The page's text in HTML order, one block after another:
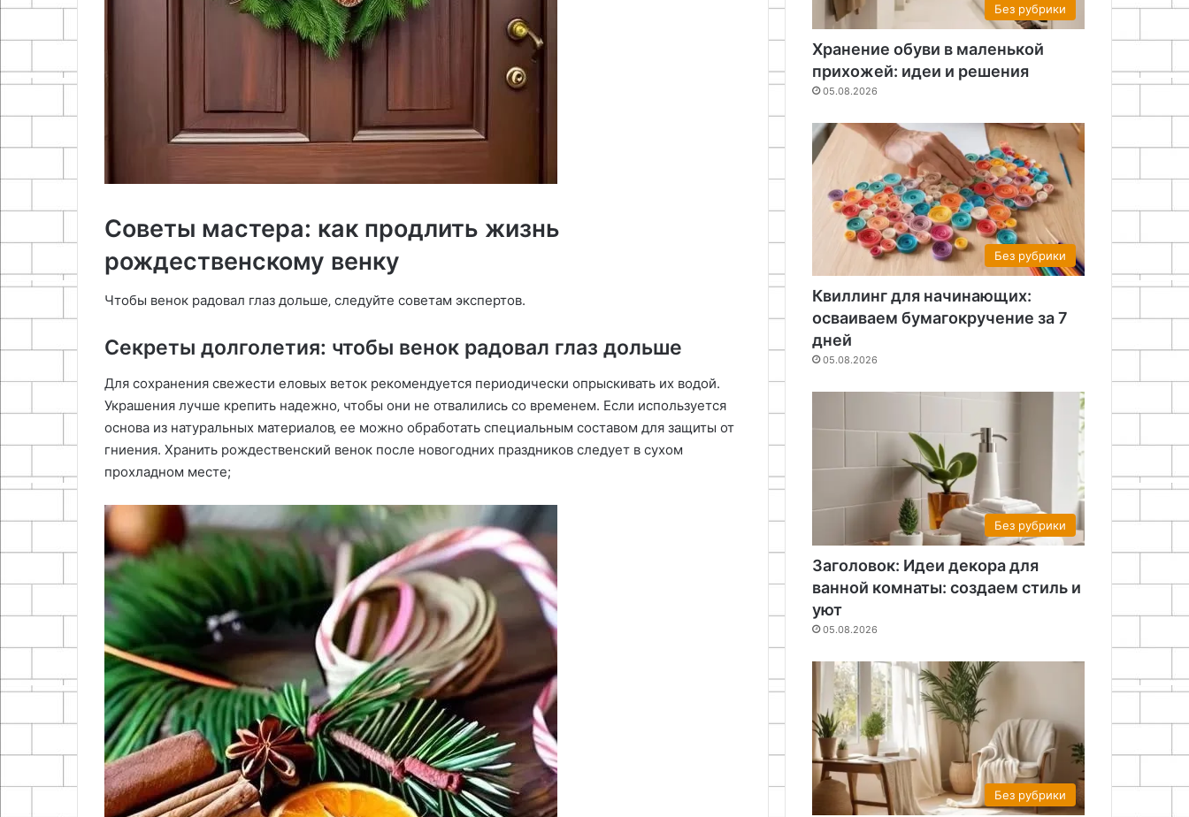
Советы мастера: как продлить жизнь
рождественскому венку
Чтобы венок радовал глаз дольше‚ следуйте советам экспертов.
Секреты долголетия: чтобы венок радовал глаз дольше
Для сохранения свежести еловых веток рекомендуется периодически опрыскивать их водой.
Украшения лучше крепить надежно‚ чтобы они не отвалились со временем. Если используется
основа из натуральных материалов‚ ее можно обработать специальным составом для защиты от
гниения. Хранить рождественский венок после новогодних праздников следует в сухом
прохладном месте;
Без рубрики
Хранение обуви в маленькой
прихожей: идеи и решения
05.08.2026
Без рубрики
Квиллинг для начинающих:
осваиваем бумагокручение за 7
дней
05.08.2026
Без рубрики
Заголовок: Идеи декора для
ванной комнаты: создаем стиль и
уют
05.08.2026
Без рубрики